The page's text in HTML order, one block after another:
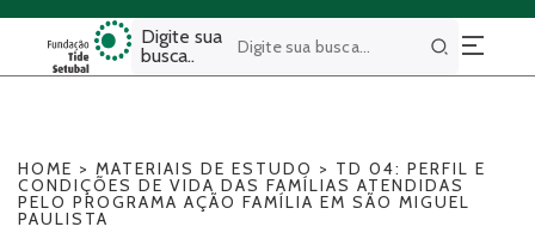
Digite sua
busca..
Buscar
HOME > MATERIAIS DE ESTUDO > TD 04: PERFIL E
CONDIÇÕES DE VIDA DAS FAMÍLIAS ATENDIDAS
PELO PROGRAMA AÇÃO FAMÍLIA EM SÃO MIGUEL
PAULISTA